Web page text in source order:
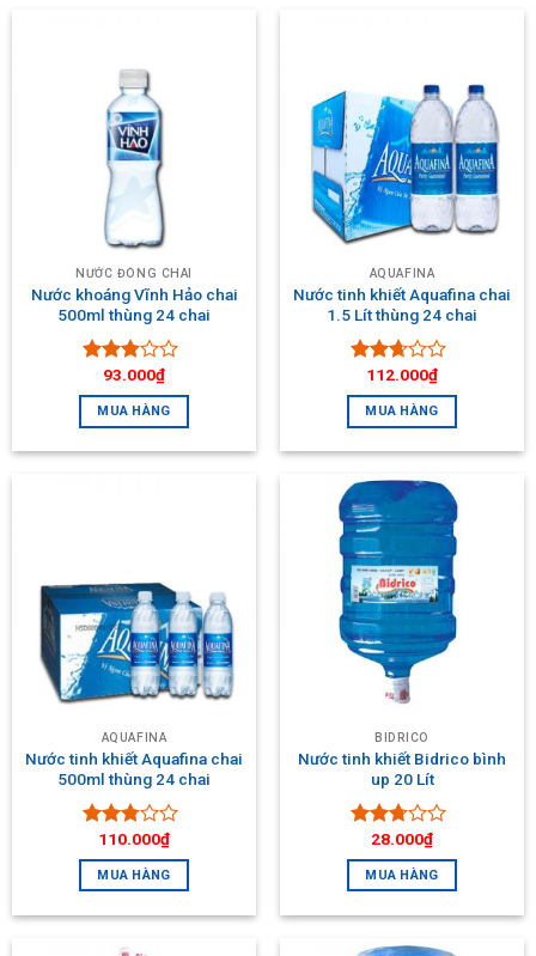
NƯỚC ĐÓNG CHAI
Nước khoáng Vĩnh Hảo chai
500ml thùng 24 chai
Được
xếp
hạng
2.665
sao
93.000₫
MUA HÀNG
AQUAFINA
Nước tinh khiết Aquafina chai
1.5 Lít thùng 24 chai
Được
xếp
hạng
2.52
5 sao
112.000₫
MUA HÀNG
AQUAFINA
Nước tinh khiết Aquafina chai
500ml thùng 24 chai
Được
xếp
hạng
2.635
sao
110.000₫
MUA HÀNG
BIDRICO
Nước tinh khiết Bidrico bình
up 20 Lít
Được
xếp
hạng
2.53
5 sao
28.000₫
MUA HÀNG